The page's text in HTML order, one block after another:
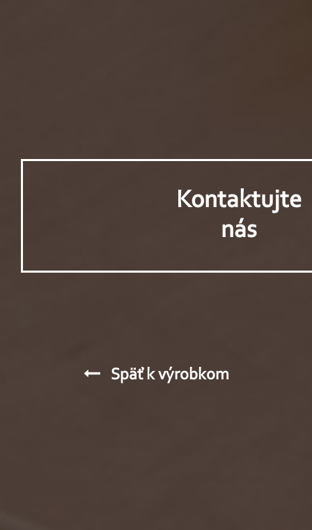
Kontaktujte
nás
Späť k výrobkom